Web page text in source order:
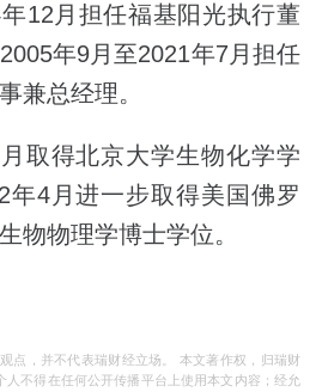
12月担任福基阳光执行董
年9月至2021年7月担任
兼总经理。
取得北京大学生物化学学
年4月进一步取得美国佛罗
物物理学博士学位。
点，并不代表瑞财经立场。 本文著作权，归瑞财
人不得在任何公开传播平台上使用本文内容；经允